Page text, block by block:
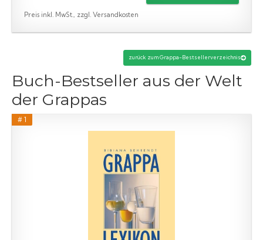
Preis inkl. MwSt., zzgl. Versandkosten
zurück zum Grappa-Bestsellerverzeichnis
Buch-Bestseller aus der Welt
der Grappas
# 1